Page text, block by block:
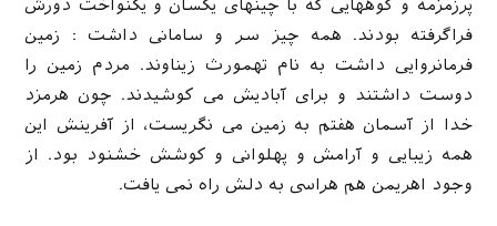
پرزمزمه و کوههایی که با چینهای یکسان و یکنواخت دورش
فراگرفته بودند. همه چیز سر و سامانی داشت : زمین
فرمانروایی داشت به نام تهمورث زیناوند. مردم زمین را
دوست داشتند و برای آبادیش می کوشیدند. چون هرمزد
خدا از آسمان هفتم به زمین می نگریست، از آفرینش این
همه زیبایی و آرامش و پهلوانی و کوشش خشنود بود. از
وجود اهریمن هم هراسی به دلش راه نمی یافت.